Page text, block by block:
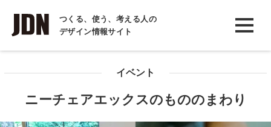
つくる、使う、考える人の
デザイン情報サイト
INTERVIEW
インタビュー
イベント
ニーチェアエックスのもののまわり